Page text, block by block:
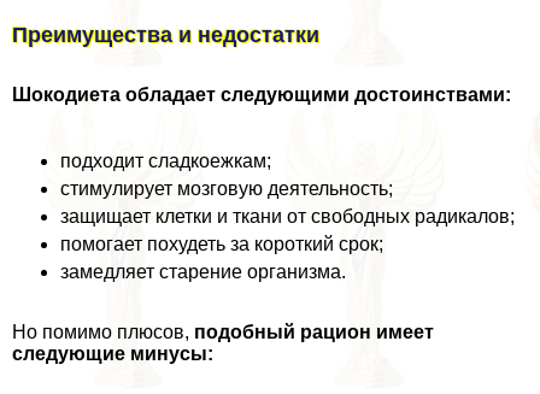
Преимущества и недостатки
Шокодиета обладает следующими достоинствами:
подходит сладкоежкам;
стимулирует мозговую деятельность;
защищает клетки и ткани от свободных радикалов;
помогает похудеть за короткий срок;
замедляет старение организма.
Но помимо плюсов, подобный рацион имеет
следующие минусы: